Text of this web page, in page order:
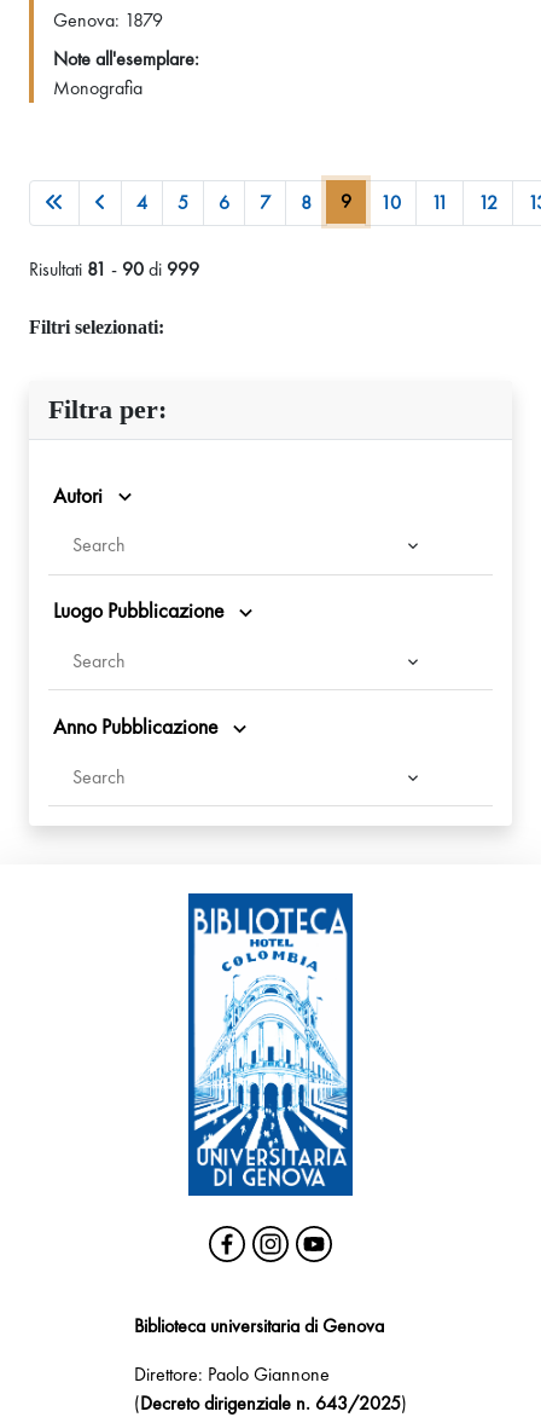
Genova: 1879
Note all'esemplare:
Monografia
4 5 6 7 8 9 10 11 12
Risultati 81 - 90di 999
Filtri selezionati:
Filtra per:
Autori
Luogo Pubblicazione
Anno Pubblicazione
Biblioteca universitaria di Genova
Direttore: Paolo Giannone
(Decreto dirigenziale n. 643/2025)